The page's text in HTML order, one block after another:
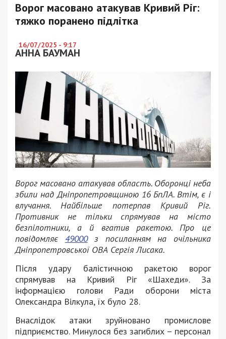
Ворог масовано атакував Кривий Ріг:
тяжко поранено підлітка
16/07/2025 - 9:17
АННА БАУМАН
Ворог масовано атакував область. Оборонці неба
збили над Дніпропетровщиною 16 БпЛА. Втім, є і
влучання. Найбільше потерпав Кривий Ріг.
Противник не тільки спрямував на місто
безпілотники, а й вгатив ракетою. Про це
повідомляє 49000з посиланням на очільника
Дніпропетровської ОВА Сергія Лисака.
Після удару балістичною ракетою ворог
спрямував на Кривий Ріг «Шахеди». За
інформацією голови Ради оборони міста
Олександра Вілкула, їх було 28.
Внаслідок атаки зруйновано промислове
підприємство. Минулося без загиблих – персонал